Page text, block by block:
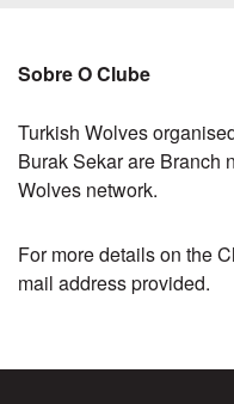
Sobre O Clube
Turkish Wolves
Burak Sekar are Branch
Wolves network.
For more details on the
mail address provided.